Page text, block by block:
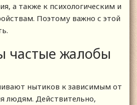
а также к психологическим и
Поэтому важно с этой
частые жалобы
нытиков к зависимым от
людям. Действительно,